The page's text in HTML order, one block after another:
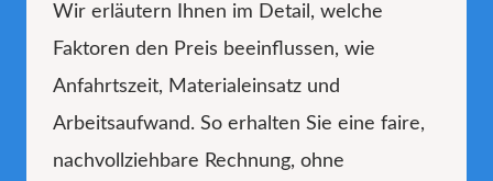
Wir erläutern Ihnen im Detail, welche
Faktoren den Preis beeinflussen, wie
Anfahrtszeit, Materialeinsatz und
Arbeitsaufwand. So erhalten Sie eine faire,
nachvollziehbare Rechnung, ohne